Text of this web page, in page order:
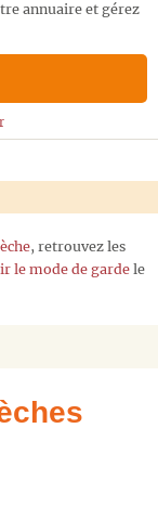
annuaire et gérez
, retrouvez les
le mode de gardele